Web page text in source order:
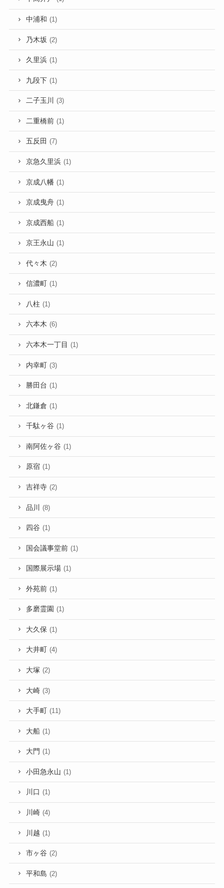
中浦和 (1)
乃木坂 (2)
久里浜 (1)
九段下 (1)
二子玉川 (3)
二重橋前 (1)
五反田 (7)
京急久里浜 (1)
京成八幡 (1)
京成曳舟 (1)
京成西船 (1)
京王永山 (1)
代々木 (2)
信濃町 (1)
八柱 (1)
六本木 (6)
六本木一丁目 (1)
内幸町 (3)
勝田台 (1)
北鎌倉 (1)
千駄ヶ谷 (1)
南阿佐ヶ谷 (1)
原宿 (1)
吉祥寺 (2)
品川 (8)
四谷 (1)
国会議事堂前 (1)
国際展示場 (1)
外苑前 (1)
多磨霊園 (1)
大久保 (1)
大井町 (4)
大塚 (2)
大崎 (3)
大手町 (11)
大船 (1)
大門 (1)
小田急永山 (1)
川口 (1)
川崎 (4)
川越 (1)
市ヶ谷 (2)
平和島 (2)